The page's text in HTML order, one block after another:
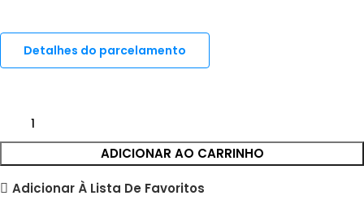
Detalhes do parcelamento
ADICIONAR AO CARRINHO
Adicionar À Lista De Favoritos